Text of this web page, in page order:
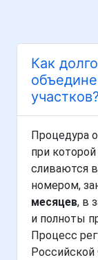
Как
участков?
Процедура
при
сливаются
номером,
месяцев, в
и полноты
Процесс